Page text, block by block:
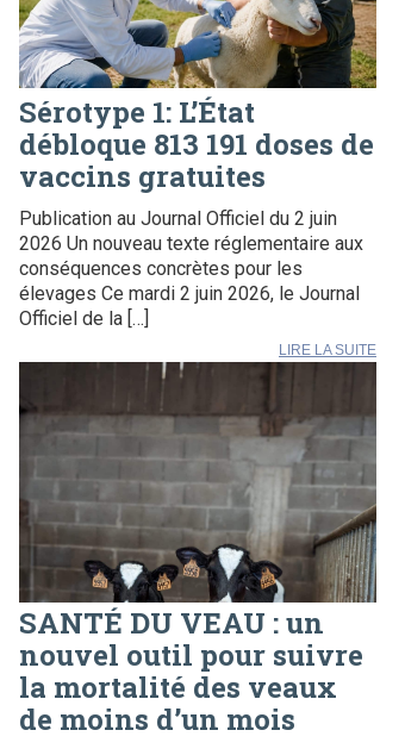
Sérotype 1: L’État
débloque 813 191 doses de
vaccins gratuites
Publication au Journal Officiel du 2 juin
2026 Un nouveau texte réglementaire aux
conséquences concrètes pour les
élevages Ce mardi 2 juin 2026, le Journal
Officiel de la […]
LIRE LA SUITE
SANTÉ DU VEAU : un
nouvel outil pour suivre
la mortalité des veaux
de moins d’un mois